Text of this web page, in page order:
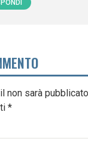
non sarà
*